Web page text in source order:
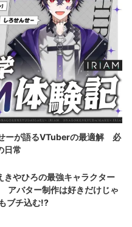
ーが語るVTuberの最適解 必
日常
やひろの最強キャラクター
アバター制作は好きだけじゃ
ブチ込む!?